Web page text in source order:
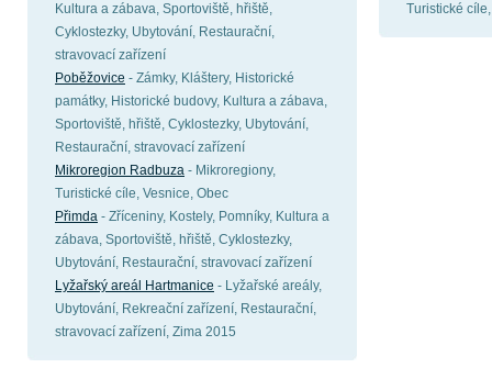
Kultura a zábava, Sportoviště, hřiště,
Cyklostezky, Ubytování, Restaurační,
stravovací zařízení
Poběžovice - Zámky, Kláštery, Historické
památky, Historické budovy, Kultura a zábava,
Sportoviště, hřiště, Cyklostezky, Ubytování,
Restaurační, stravovací zařízení
Mikroregion Radbuza - Mikroregiony,
Turistické cíle, Vesnice, Obec
Přimda - Zříceniny, Kostely, Pomníky, Kultura a
zábava, Sportoviště, hřiště, Cyklostezky,
Ubytování, Restaurační, stravovací zařízení
Lyžařský areál Hartmanice - Lyžařské areály,
Ubytování, Rekreační zařízení, Restaurační,
stravovací zařízení, Zima 2015
Turistické